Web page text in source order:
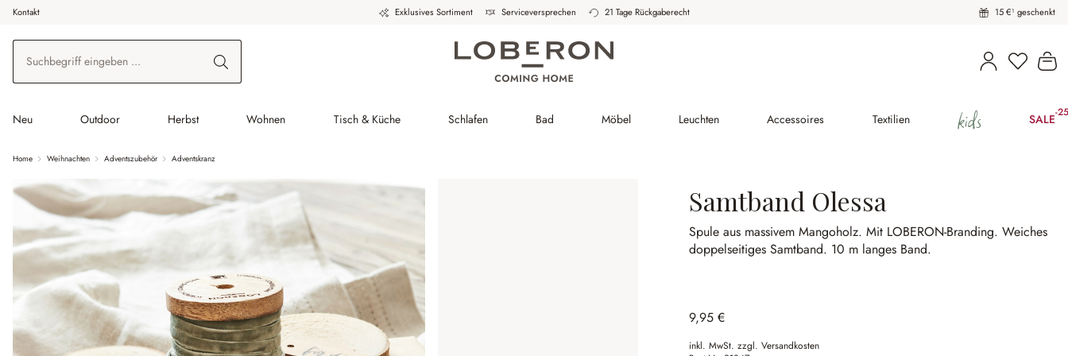
Hauptinhalt springen
Zur Suche springen
Zur Hauptnavigation springen
Kontakt Exklusives Sortiment Serviceversprechen 21 Tage Rückgaberecht 15 €¹ geschenkt
Neu Outdoor Herbst Wohnen Tisch & Küche Schlafen Bad Möbel Leuchten Accessoires Textilien kids SALE-
Home Weihnachten Adventszubehör Adventskranz
Samtband Olessa
Spule aus massivem Mangoholz.Mit LOBERON-Branding.Weiches
doppelseitiges Samtband. 10 m langes Band.
9,95 €
inkl. MwSt. zzgl. Versandkosten